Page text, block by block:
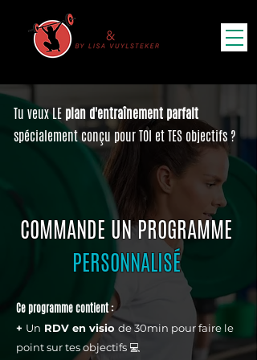
Tu veux LE plan d'entraînement parfait
spécialement conçu pour TOI et TES objectifs ?
COMMANDE UN PROGRAMME
PERSONNALISÉ
Ce programme contient :
+ Un RDV en visio de 30min pour faire le
point sur tes objectifs 💻